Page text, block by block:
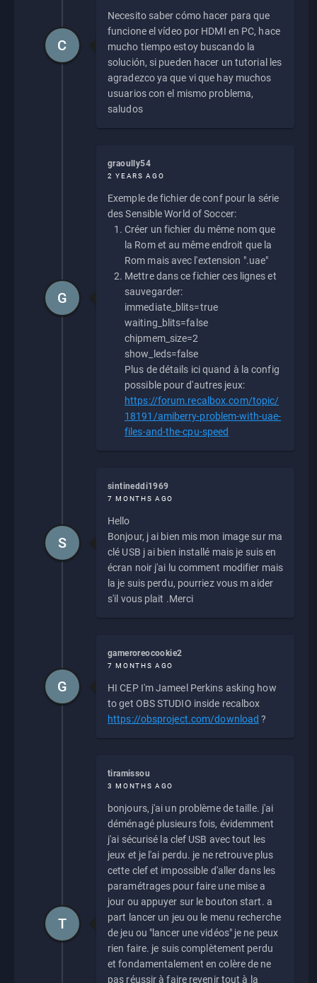
Necesito saber cómo hacer para que
funcione el vídeo por HDMI en PC, hace
mucho tiempo estoy buscando la
solución, si pueden hacer un tutorial les
agradezco ya que vi que hay muchos
usuarios con el mismo problema,
saludos
C
graoully54
2 YEARS AGO
Exemple de fichier de conf pour la série
des Sensible World of Soccer:
Créer un fichier du même nom que
la Rom et au même endroit que la
Rom mais avec l'extension ".uae"
Mettre dans ce fichier ces lignes et
sauvegarder:
immediate_blits=true
waiting_blits=false
chipmem_size=2
show_leds=false
Plus de détails ici quand à la config
possible pour d'autres jeux:
https://forum.recalbox.com/topic/
18191/amiberry-problem-with-uae-
files-and-the-cpu-speed
G
sintineddi1969
7 MONTHS AGO
Hello
Bonjour, j ai bien mis mon image sur ma
clé USB j ai bien installé mais je suis en
écran noir j'ai lu comment modifier mais
la je suis perdu, pourriez vous m aider
s'il vous plait .Merci
S
gameroreocookie2
7 MONTHS AGO
HI CEP I'm Jameel Perkins asking how
to get OBS STUDIO inside recalbox
https://obsproject.com/download ?
G
tiramissou
3 MONTHS AGO
bonjours, j'ai un problème de taille. j'ai
déménagé plusieurs fois, évidemment
j'ai sécurisé la clef USB avec tout les
jeux et je l'ai perdu. je ne retrouve plus
cette clef et impossible d'aller dans les
paramétrages pour faire une mise a
jour ou appuyer sur le bouton start. a
part lancer un jeu ou le menu recherche
de jeu ou "lancer une vidéos" je ne peux
rien faire. je suis complètement perdu
et fondamentalement en colère de ne
pas réussir à faire revenir tout à la
T